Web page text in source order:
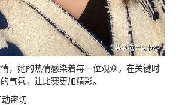
，她的热情感染着每一位观众。在关键时
气氛，让比赛更加精彩。
密切